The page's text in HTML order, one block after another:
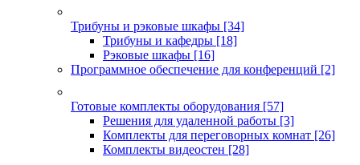
Трибуны и рэковые шкафы [34]
Трибуны и кафедры [18]
Рэковые шкафы [16]
Программное обеспечение для конференций [2]
Готовые комплекты оборудования [57]
Решения для удаленной работы [3]
Комплекты для переговорных комнат [26]
Комплекты видеостен [28]